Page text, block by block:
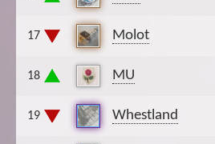
17 Molot
18 MU
19 Whestland